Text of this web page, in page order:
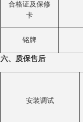
合格证及保修
卡
铭牌
六、质保售后
安装调试